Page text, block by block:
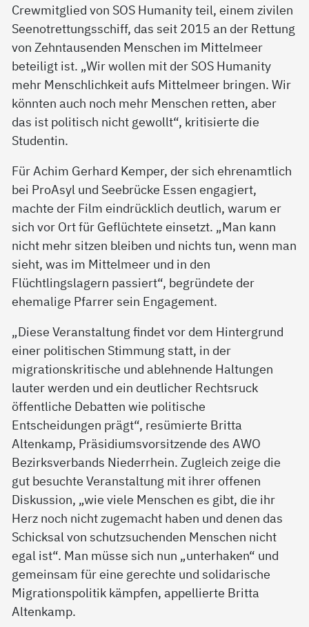
Crewmitglied von SOS Humanity teil, einem zivilen
Seenotrettungsschiff, das seit 2015 an der Rettung
von Zehntausenden Menschen im Mittelmeer
beteiligt ist. „Wir wollen mit der SOS Humanity
mehr Menschlichkeit aufs Mittelmeer bringen. Wir
könnten auch noch mehr Menschen retten, aber
das ist politisch nicht gewollt“, kritisierte die
Studentin.
Für Achim Gerhard Kemper, der sich ehrenamtlich
bei ProAsyl und Seebrücke Essen engagiert,
machte der Film eindrücklich deutlich, warum er
sich vor Ort für Geflüchtete einsetzt. „Man kann
nicht mehr sitzen bleiben und nichts tun, wenn man
sieht, was im Mittelmeer und in den
Flüchtlingslagern passiert“, begründete der
ehemalige Pfarrer sein Engagement.
„Diese Veranstaltung findet vor dem Hintergrund
einer politischen Stimmung statt, in der
migrationskritische und ablehnende Haltungen
lauter werden und ein deutlicher Rechtsruck
öffentliche Debatten wie politische
Entscheidungen prägt“, resümierte Britta
Altenkamp, Präsidiumsvorsitzende des AWO
Bezirksverbands Niederrhein. Zugleich zeige die
gut besuchte Veranstaltung mit ihrer offenen
Diskussion, „wie viele Menschen es gibt, die ihr
Herz noch nicht zugemacht haben und denen das
Schicksal von schutzsuchenden Menschen nicht
egal ist“. Man müsse sich nun „unterhaken“ und
gemeinsam für eine gerechte und solidarische
Migrationspolitik kämpfen, appellierte Britta
Altenkamp.